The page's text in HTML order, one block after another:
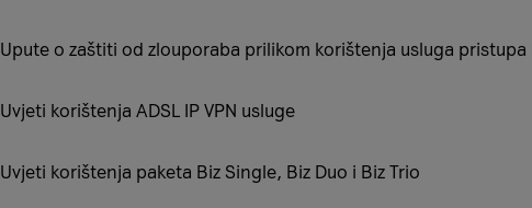
Upute o zaštiti od zlouporaba prilikom korištenja usluga pristupa
Uvjeti korištenja ADSL IP VPN usluge
Uvjeti korištenja paketa Biz Single, Biz Duo i Biz Trio